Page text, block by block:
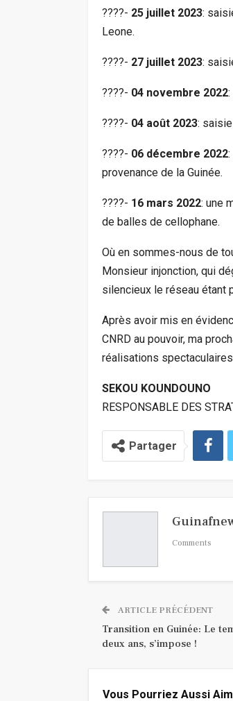
????- 25 juillet 2023:
Leone.
????- 27 juillet 2023:
????- 04 novembre 2022
????- 04 août 2023:
????- 06 décembre 2022
provenance de la Guinée.
????- 16 mars 2022: une
de balles de cellophane.
Où en sommes-nous de
Monsieur injonction, qui
silencieux le réseau étant
Après avoir mis en
CNRD au pouvoir, ma
réalisations
SEKOU KOUNDOUNO
RESPONSABLE DES
Partager
Comments
ARTICLE PRÉCÉDENT
Transition en Guinée: Le
deux ans, s’impose !
Vous Pourriez Aussi